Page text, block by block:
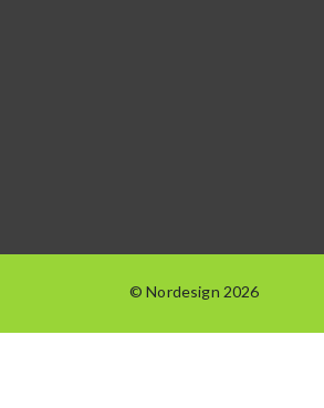
© Nordesign 2026